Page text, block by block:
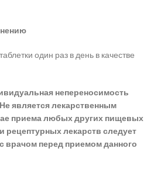
один раз в день в качестве
непереносимость
Не является лекарственным
приема любых других пищевых
рецептурных лекарств следует
врачом перед приемом данного